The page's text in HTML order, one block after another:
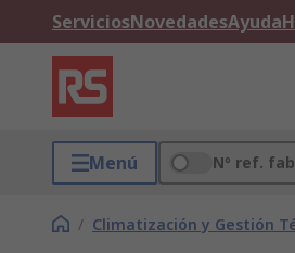
ServiciosNovedadesAyuda
Menú Nº ref.
/ Climatización y Gestión